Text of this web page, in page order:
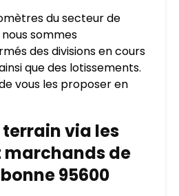
du secteur de
nous sommes
des divisions en cours
que des lotissements.
vous les proposer en
via les
marchands de
95600